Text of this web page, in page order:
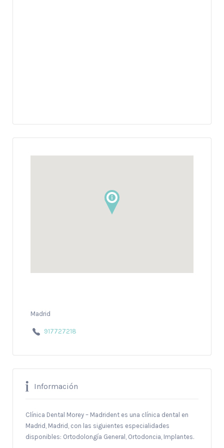
Madrid
917727218
Información
Clínica Dental Morey – Madrident es una clínica dental en
Madrid, Madrid, con las siguientes especialidades
disponibles: Ortodolongía General, Ortodoncia, Implantes.